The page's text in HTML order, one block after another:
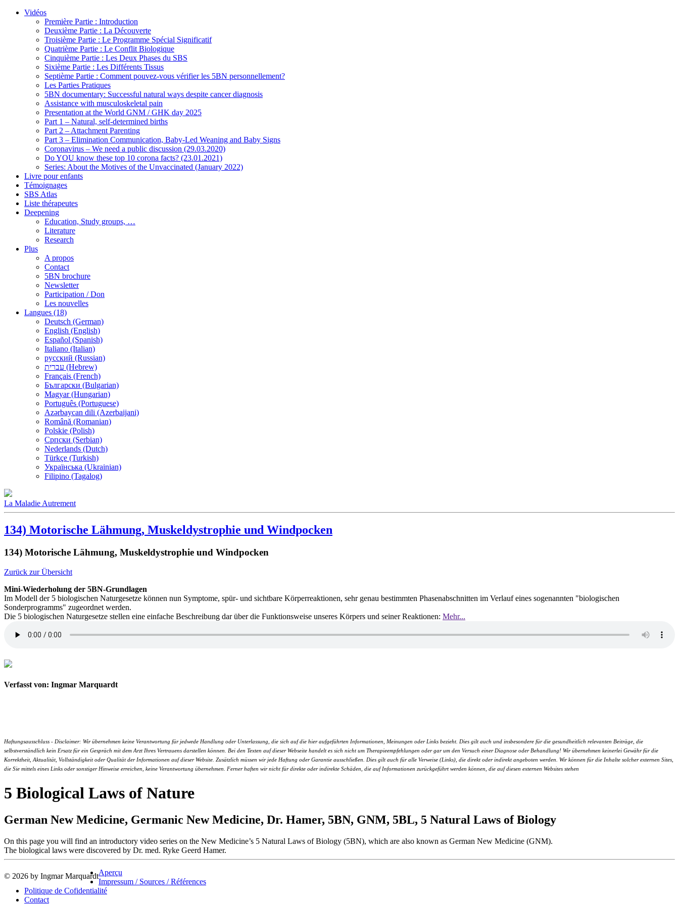
Vidéos
Première Partie : Introduction
Deuxième Partie : La Découverte
Troisième Partie : Le Programme Spécial Significatif
Quatrième Partie : Le Conflit Biologique
Cinquième Partie : Les Deux Phases du SBS
Sixième Partie : Les Différents Tissus
Septième Partie : Comment pouvez-vous vérifier les 5BN personnellement?
Les Parties Pratiques
5BN documentary: Successful natural ways despite cancer diagnosis
Assistance with musculoskeletal pain
Presentation at the World GNM / GHK day 2025
Part 1 – Natural, self-determined births
Part 2 – Attachment Parenting
Part 3 – Elimination Communication, Baby-Led Weaning and Baby Signs
Coronavirus – We need a public discussion (29.03.2020)
Do YOU know these top 10 corona facts? (23.01.2021)
Series: About the Motives of the Unvaccinated (January 2022)
Livre pour enfants
Témoignages
SBS Atlas
Liste thérapeutes
Deepening
Education, Study groups, …
Literature
Research
Plus
A propos
Contact
5BN brochure
Newsletter
Participation / Don
Les nouvelles
Langues (18)
Deutsch (German)
English (English)
Español (Spanish)
Italiano (Italian)
русский (Russian)
עברית (Hebrew)
Français (French)
Български (Bulgarian)
Magyar (Hungarian)
Português (Portuguese)
Azərbaycan dili (Azerbaijani)
Română (Romanian)
Polskie (Polish)
Српски (Serbian)
Nederlands (Dutch)
Türkçe (Turkish)
Українська (Ukrainian)
Filipino (Tagalog)
La Maladie Autrement
134) Motorische Lähmung, Muskeldystrophie und Windpocken
134) Motorische Lähmung, Muskeldystrophie und Windpocken
Zurück zur Übersicht
Mini-Wiederholung der 5BN-Grundlagen
Im Modell der 5 biologischen Naturgesetze können nun Symptome, spür- und sichtbare Körperreaktionen, sehr genau bestimmten Phasenabschnitten im Verlauf eines sogenannten "biologischen
Sonderprogramms" zugeordnet werden.
Die 5 biologischen Naturgesetze stellen eine einfache Beschreibung dar über die Funktionsweise unseres Körpers und seiner Reaktionen: Mehr...
Verfasst von: Ingmar Marquardt
Haftungsausschluss - Disclaimer: Wir übernehmen keine Verantwortung für jedwede Handlung oder Unterlassung, die sich auf die hier aufgeführten Informationen, Meinungen oder Links bezieht. Dies gilt auch und insbesondere für die gesundheitlich relevanten Beiträge, die
selbstverständlich kein Ersatz für ein Gespräch mit dem Arzt Ihres Vertrauens darstellen können. Bei den Texten auf dieser Webseite handelt es sich nicht um Therapieempfehlungen oder gar um den Versuch einer Diagnose oder Behandlung! Wir übernehmen keinerlei Gewähr für die
Korrektheit, Aktualität, Vollständigkeit oder Qualität der Informationen auf dieser Website. Zusätzlich müssen wir jede Haftung oder Garantie ausschließen. Dies gilt auch für alle Verweise (Links), die direkt oder indirekt angeboten werden. Wir können für die Inhalte solcher externen Sites,
die Sie mittels eines Links oder sonstiger Hinweise erreichen, keine Verantwortung übernehmen. Ferner haften wir nicht für direkte oder indirekte Schäden, die auf Informationen zurückgeführt werden können, die auf diesen externen Websites stehen
5 Biological Laws of Nature
German New Medicine, Germanic New Medicine, Dr. Hamer, 5BN, GNM, 5BL, 5 Natural Laws of Biology
On this page you will find an introductory video series on the New Medicine’s 5 Natural Laws of Biology (5BN), which are also known as German New Medicine (GNM).
The biological laws were discovered by Dr. med. Ryke Geerd Hamer.
© 2026 by Ingmar MarquardtAperçu
Impressum / Sources / Références
Politique de Cofidentialité
Contact